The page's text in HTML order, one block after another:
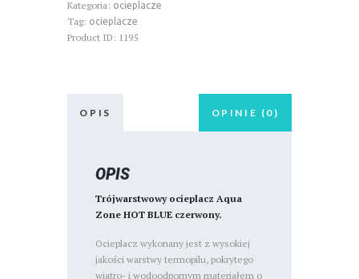
Kategoria: ocieplacze
Tag: ocieplacze
Product ID: 1195
OPIS OPINIE (0)
OPIS
Trójwarstwowy ocieplacz Aqua
Zone HOT BLUE czerwony.
Ocieplacz wykonany jest z wysokiej
jakości warstwy termopilu, pokrytego
wiatro- i wodoodpornym materiałem o